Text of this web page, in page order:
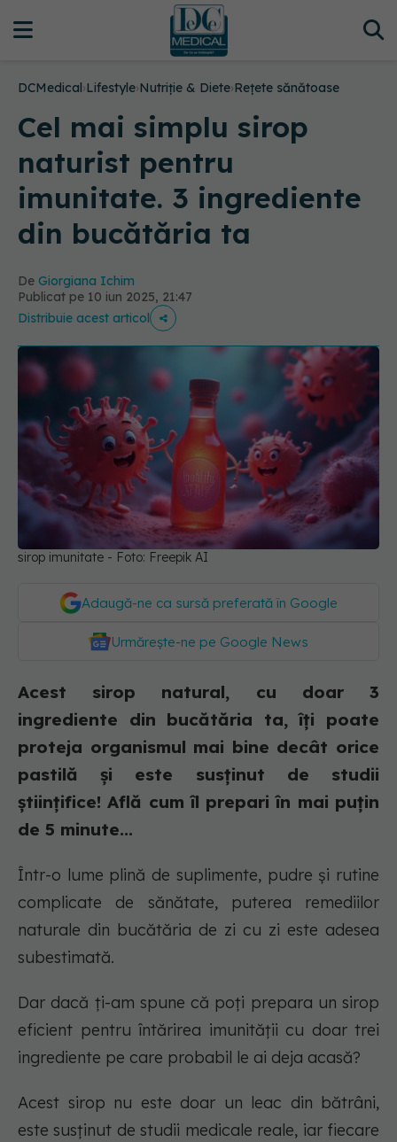
DCMedical›Lifestyle›Nutriție & Diete›Rețete sănătoase
Cel mai simplu sirop
naturist pentru
imunitate. 3 ingrediente
din bucătăria ta
De Giorgiana Ichim
Publicat pe 10 iun 2025, 21:47
Distribuie acest articol
sirop imunitate - Foto: Freepik AI
Adaugă-ne ca sursă preferată în Google
Urmărește-ne pe Google News
Acest sirop natural, cu doar 3
ingrediente din bucătăria ta, îți poate
proteja organismul mai bine decât orice
pastilă și este susținut de studii
științifice! Află cum îl prepari în mai puțin
de 5 minute...
Într-o lume plină de suplimente, pudre și rutine
complicate de sănătate, puterea remediilor
naturale din bucătăria de zi cu zi este adesea
subestimată.
Dar dacă ți-am spune că poți prepara un sirop
eficient pentru întărirea imunității cu doar trei
ingrediente pe care probabil le ai deja acasă?
Acest sirop nu este doar un leac din bătrâni,
este susținut de studii medicale reale, iar fiecare